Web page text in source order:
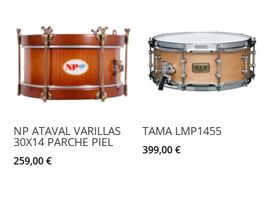
NP ATAVAL VARILLAS
30X14 PARCHE PIEL
259,00€
TAMA LMP1455
399,00€